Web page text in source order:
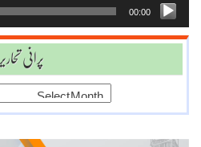
00:00
پرانی تحاریر